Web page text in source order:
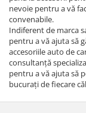
nevoie pentru a vă
convenabile.
Indiferent de marca
pentru a vă ajuta să
accesoriile auto de
consultanță
pentru a vă ajuta să
bucurați de fiecare